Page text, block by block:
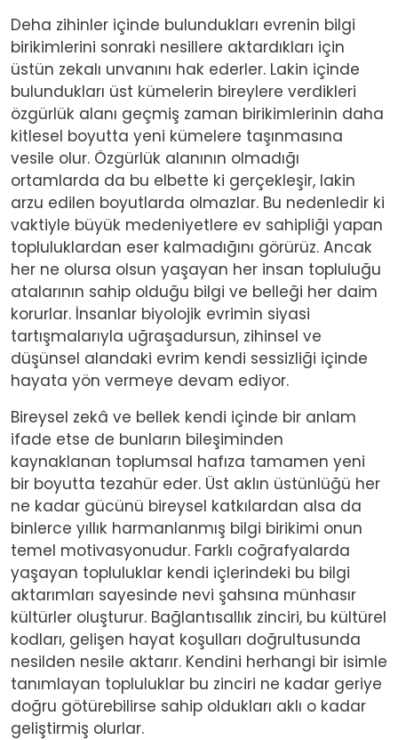
Deha zihinler içinde bulundukları evrenin bilgi
birikimlerini sonraki nesillere aktardıkları için
üstün zekalı unvanını hak ederler. Lakin içinde
bulundukları üst kümelerin bireylere verdikleri
özgürlük alanı geçmiş zaman birikimlerinin daha
kitlesel boyutta yeni kümelere taşınmasına
vesile olur. Özgürlük alanının olmadığı
ortamlarda da bu elbette ki gerçekleşir, lakin
arzu edilen boyutlarda olmazlar. Bu nedenledir ki
vaktiyle büyük medeniyetlere ev sahipliği yapan
topluluklardan eser kalmadığını görürüz. Ancak
her ne olursa olsun yaşayan her insan topluluğu
atalarının sahip olduğu bilgi ve belleği her daim
korurlar. İnsanlar biyolojik evrimin siyasi
tartışmalarıyla uğraşadursun, zihinsel ve
düşünsel alandaki evrim kendi sessizliği içinde
hayata yön vermeye devam ediyor.
Bireysel zekâ ve bellek kendi içinde bir anlam
ifade etse de bunların bileşiminden
kaynaklanan toplumsal hafıza tamamen yeni
bir boyutta tezahür eder. Üst aklın üstünlüğü her
ne kadar gücünü bireysel katkılardan alsa da
binlerce yıllık harmanlanmış bilgi birikimi onun
temel motivasyonudur. Farklı coğrafyalarda
yaşayan topluluklar kendi içlerindeki bu bilgi
aktarımları sayesinde nevi şahsına münhasır
kültürler oluşturur. Bağlantısallık zinciri, bu kültürel
kodları, gelişen hayat koşulları doğrultusunda
nesilden nesile aktarır. Kendini herhangi bir isimle
tanımlayan topluluklar bu zinciri ne kadar geriye
doğru götürebilirse sahip oldukları aklı o kadar
geliştirmiş olurlar.